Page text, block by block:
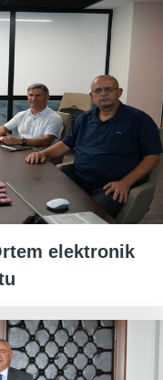
elektronik